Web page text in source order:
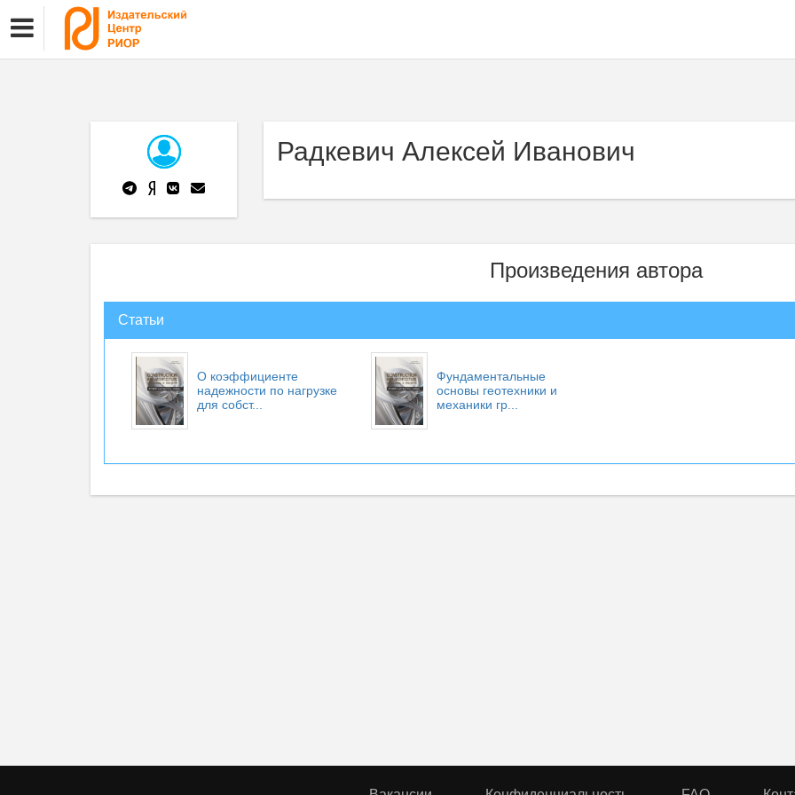
Радкевич Алексей Иванович
Произведения автора
Статьи
О коэффициенте
надежности по нагрузке
для собст...
Фундаментальные
основы геотехники и
механики гр...